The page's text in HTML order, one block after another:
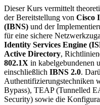
Dieser Kurs vermittelt
der Bereitstellung von Cisco
(IBNS) und der
für eine sichere
Identity Services Engine
Active Directory,
802.1X in kabelgebundenen
einschließlich IBNS 2.0.
Bypass), TEAP (Tunnelled
Security) sowie die